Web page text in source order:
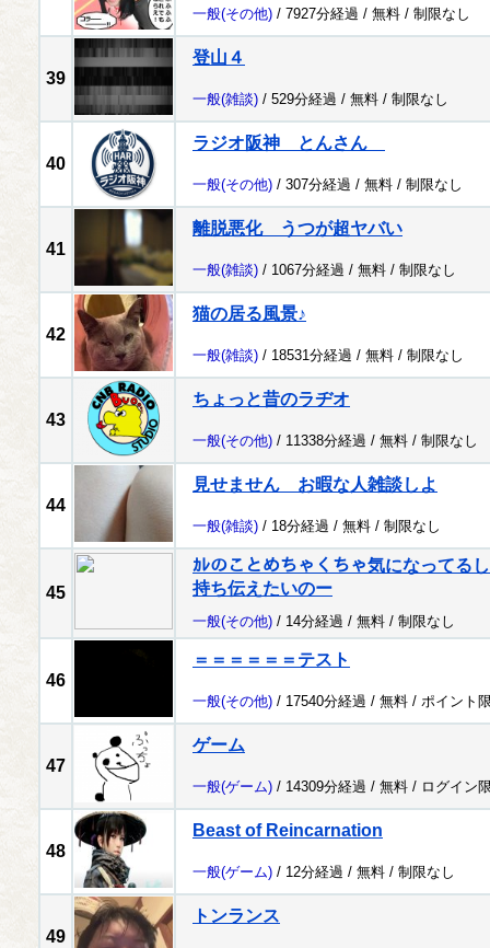
一般(その他) / 7927分経過 / 無料 / 制限なし
39
登山４
一般(雑談) / 529分経過 / 無料 / 制限なし
40
ラジオ阪神 とんさん
一般(その他) / 307分経過 / 無料 / 制限なし
41
離脱悪化 うつが超ヤバい
一般(雑談) / 1067分経過 / 無料 / 制限なし
42
猫の居る風景♪
一般(雑談) / 18531分経過 / 無料 / 制限なし
43
ちょっと昔のラヂオ
一般(その他) / 11338分経過 / 無料 / 制限なし
44
見せません お暇な人雑談しよ
一般(雑談) / 18分経過 / 無料 / 制限なし
45
ｶﾚのことめちゃくちゃ気になってる
持ち伝えたいのー
一般(その他) / 14分経過 / 無料 / 制限なし
46
＝＝＝＝＝＝テスト
一般(その他) / 17540分経過 / 無料 / ポイント
47
ゲーム
一般(ゲーム) / 14309分経過 / 無料 / ログイン
48
Beast of Reincarnation
一般(ゲーム) / 12分経過 / 無料 / 制限なし
49
トンランス